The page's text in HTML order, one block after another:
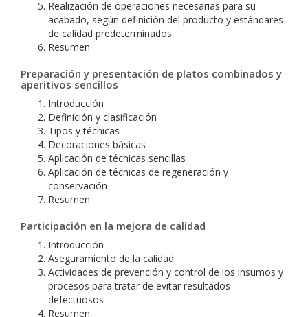
Realización de operaciones necesarias para su
acabado, según definición del producto y estándares
de calidad predeterminados
Resumen
Preparación y presentación de platos combinados y
aperitivos sencillos
Introducción
Definición y clasificación
Tipos y técnicas
Decoraciones básicas
Aplicación de técnicas sencillas
Aplicación de técnicas de regeneración y
conservación
Resumen
Participación en la mejora de calidad
Introducción
Aseguramiento de la calidad
Actividades de prevención y control de los insumos y
procesos para tratar de evitar resultados
defectuosos
Resumen